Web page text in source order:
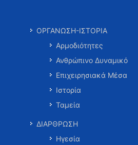
ΟΡΓΑΝΩΣΗ-ΙΣΤΟΡΙΑ
Αρμοδιότητες
Ανθρώπινο Δυναμικό
Επιχειρησιακά Μέσα
Ιστορία
Ταμεία
ΔΙΑΡΘΡΩΣΗ
Ηγεσία